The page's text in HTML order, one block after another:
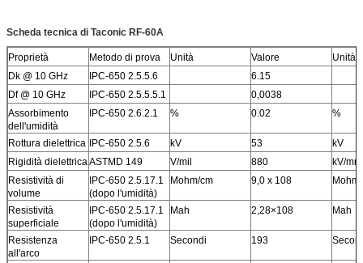
Scheda tecnica di Taconic RF-60A
Proprietà Metodo di prova Unità Valore
Unità
Dk @ 10 GHz
IPC-650 2.5.5.6
6.15
Df @ 10 GHz
IPC-650 2.5.5.5.1
0,0038
Assorbimento
dell'umidità
IPC-650 2.6.2.1 % 0.02 %
Rottura dielettrica IPC-650 2.5.6 kV 53
kV
Rigidità dielettricaASTMD 149 V/mil 880
kV/mm
Resistività di
volume
IPC-650 2.5.17.1
(dopo l'umidità)
Mohm/cm 9,0 x 108
Resistività
superficiale
IPC-650 2.5.17.1
(dopo l'umidità)
Mah 2,28×108 Mah
Resistenza
all'arco
IPC-650 2.5.1 Secondi 193